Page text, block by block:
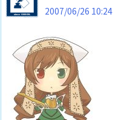
2007/06/26 10:24